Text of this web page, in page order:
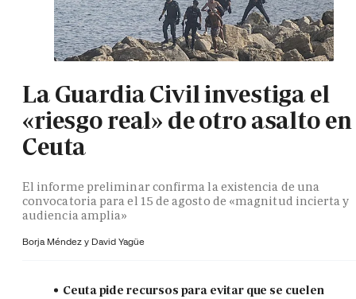
La Guardia Civil investiga el
«riesgo real» de otro asalto en
Ceuta
El informe preliminar confirma la existencia de una
convocatoria para el 15 de agosto de «magnitud incierta y
audiencia amplia»
Borja Méndez y David Yagüe
Ceuta pide recursos para evitar que se cuelen